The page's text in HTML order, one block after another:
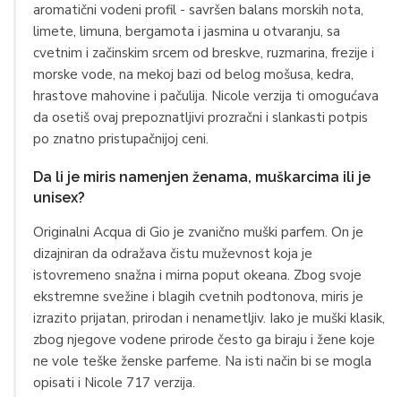
aromatični vodeni profil - savršen balans morskih nota,
limete, limuna, bergamota i jasmina u otvaranju, sa
cvetnim i začinskim srcem od breskve, ruzmarina, frezije i
morske vode, na mekoj bazi od belog mošusa, kedra,
hrastove mahovine i pačulija. Nicole verzija ti omogućava
da osetiš ovaj prepoznatljivi prozračni i slankasti potpis
po znatno pristupačnijoj ceni.
Da li je miris namenjen ženama, muškarcima ili je
unisex?
Originalni Acqua di Gio je zvanično muški parfem. On je
dizajniran da odražava čistu muževnost koja je
istovremeno snažna i mirna poput okeana. Zbog svoje
ekstremne svežine i blagih cvetnih podtonova, miris je
izrazito prijatan, prirodan i nenametljiv. Iako je muški klasik,
zbog njegove vodene prirode često ga biraju i žene koje
ne vole teške ženske parfeme. Na isti način bi se mogla
opisati i Nicole 717 verzija.